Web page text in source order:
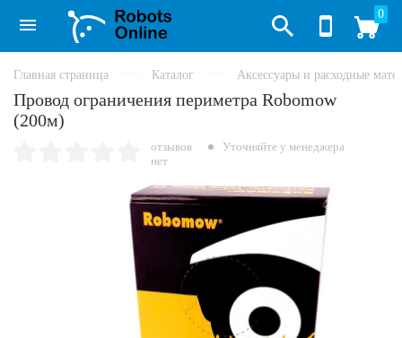
0
Главная страница Каталог Аксессуары и расходные
Провод ограничения периметра Robomow
(200м)
отзывов
нет
Уточняйте у менеджера